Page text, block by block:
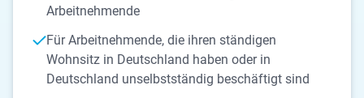
Arbeitnehmende
Für Arbeitnehmende, die ihren ständigen
Wohnsitz in Deutschland haben oder in
Deutschland unselbstständig beschäftigt sind